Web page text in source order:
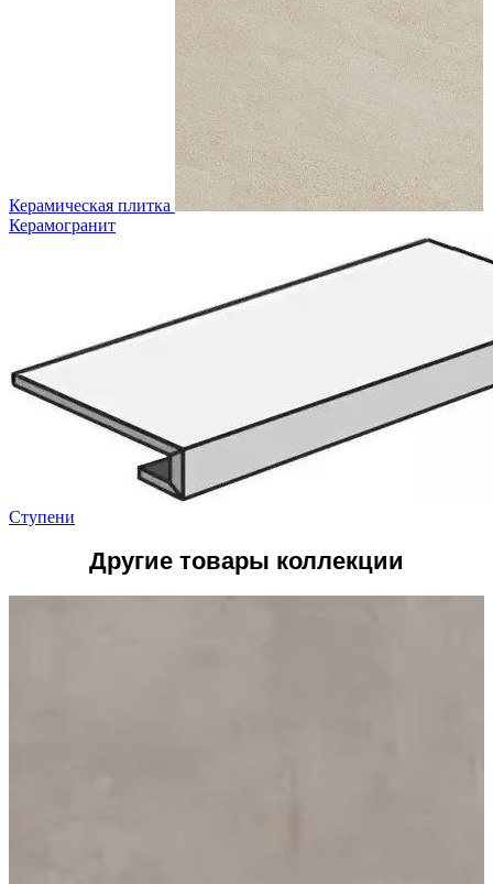
Керамическая плитка
Керамогранит
Ступени
Другие товары коллекции